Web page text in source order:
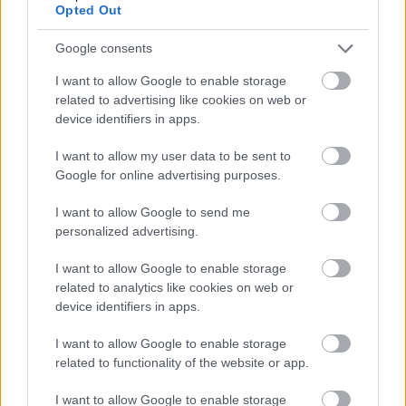
Opted Out
Google consents
I want to allow Google to enable storage
related to advertising like cookies on web or
device identifiers in apps.
I want to allow my user data to be sent to
Google for online advertising purposes.
I want to allow Google to send me
personalized advertising.
I want to allow Google to enable storage
related to analytics like cookies on web or
device identifiers in apps.
I want to allow Google to enable storage
related to functionality of the website or app.
I want to allow Google to enable storage
A diákok két hét szövegelemzés után szabadon
inspirálódva a színmű alapján etűdöket hoztak létre.
tekintsék magukat egy rendező kezében, hanem
próbálják magukat önálló alkotóként definiálni." -
mondta Schilling Árpád, akivel Zsámbékon a 90 - es
évek közepétől előbb színjátszóként, aztán színjátszó
rendezőként találkoztunk. Főiskolai hallgatóként itt
hozta létre első átütő sikerét Brecht Baaljának
zsámbéki bemutatójával.
Aztán már a Krétakör Színházzal zsámbékon
született a Szerelem, vagy amit akartok című
előadás. Itt készültek azok a műhelygyakorlatok,
amiből a Munkáscirkusz született, valamint a
Hazám, hazám zsámbéki változata.
mutatkozik be Máté Gábor osztályának
színésznövendékeivel.